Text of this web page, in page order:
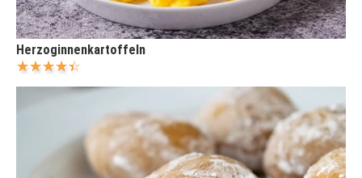
Herzoginnenkartoffeln